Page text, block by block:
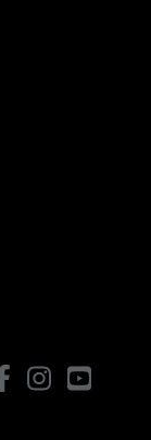
FacebookInstagram